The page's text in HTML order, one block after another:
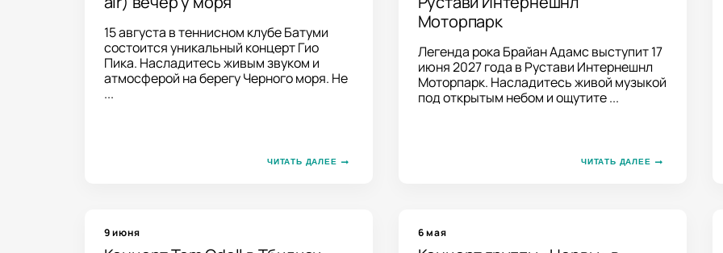
15 августа в теннисном клубе Батуми
состоится уникальный концерт Гио
Пика. Насладитесь живым звуком и
атмосферой на берегу Черного моря. Не
...
ЧИТАТЬ ДАЛЕЕ
Моторпарк
Легенда рока Брайан Адамс выступит 17
июня 2027 года в Рустави Интернешнл
Моторпарк. Насладитесь живой музыкой
под открытым небом и ощутите ...
ЧИТАТЬ ДАЛЕЕ
9 июня 6 мая